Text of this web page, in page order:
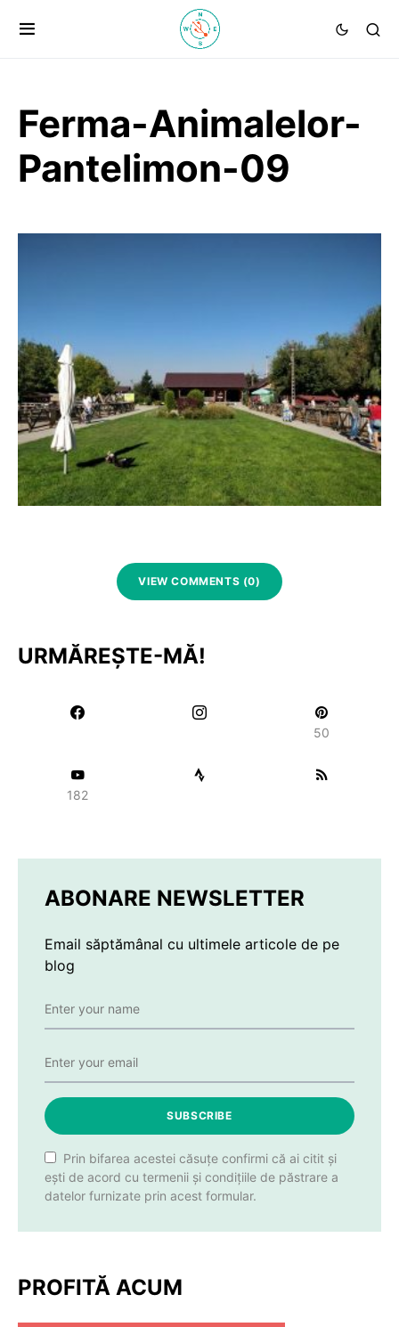
Ferma-Animalelor-
Pantelimon-09
VIEW COMMENTS (0)
URMĂREȘTE-MĂ!
50
182
ABONARE NEWSLETTER
Email săptămânal cu ultimele articole de pe
blog
SUBSCRIBE
Prin bifarea acestei căsuțe confirmi că ai citit și
ești de acord cu termenii și condițiile de păstrare a
datelor furnizate prin acest formular.
PROFITĂ ACUM